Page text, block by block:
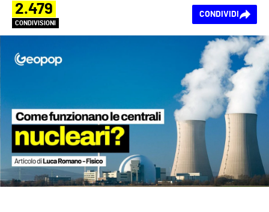
2.479
CONDIVISIONI
CONDIVIDI